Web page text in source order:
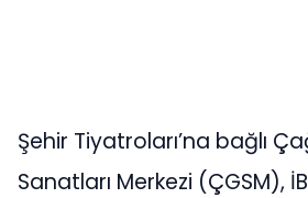
Şehir Tiyatroları’na bağlı
Sanatları Merkezi (ÇGSM),